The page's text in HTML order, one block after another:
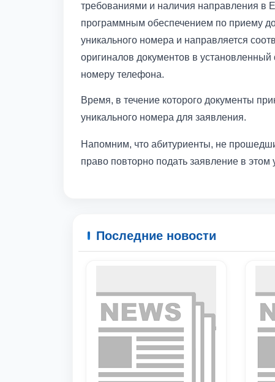
требованиями и наличия направления в
программным обеспечением по приему
уникального номера и направляется
оригиналов документов в
номеру телефона.
Время, в течение которого документы
уникального номера для заявления.
Напомним, что абитуриенты, не
право повторно подать заявление в этом
Последние новости